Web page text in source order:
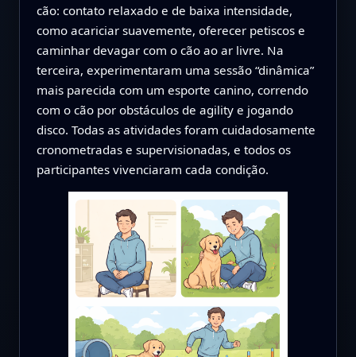
cão: contato relaxado e de baixa intensidade,
como acariciar suavemente, oferecer petiscos e
caminhar devagar com o cão ao ar livre. Na
terceira, experimentaram uma sessão “dinâmica”
mais parecida com um esporte canino, correndo
com o cão por obstáculos de agility e jogando
disco. Todas as atividades foram cuidadosamente
cronometradas e supervisionadas, e todos os
participantes vivenciaram cada condição.